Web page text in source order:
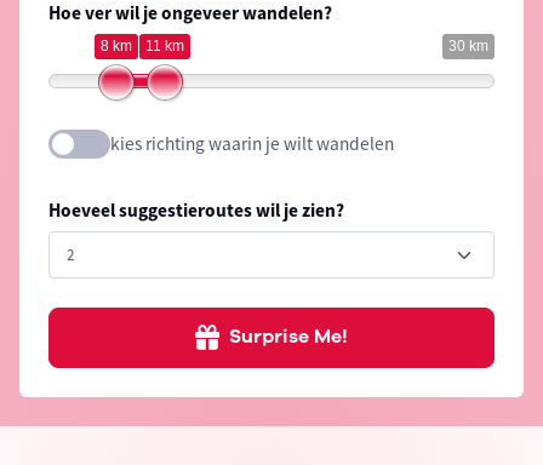
Hoe ver wil je ongeveer wandelen?
30 km
8 km 11 km
kies richting waarin je wilt wandelen
Hoeveel suggestieroutes wil je zien?
Surprise Me!